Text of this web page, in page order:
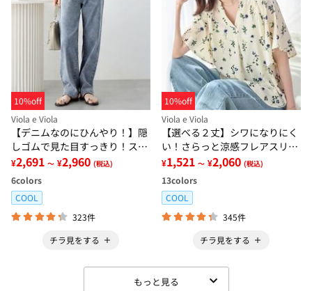
10%off
Viola e Viola
【デニムなのにひんやり！】隠
しゴムで見た目すっきり！スト
レッチ楽ちんデニム
¥2,691 ～ ¥2,960 (税込)
6colors
COOL
323件
チラ見をする
10%off
Viola e Viola
【選べる２丈】シワになりにく
い！さらっと涼感フレアスリー
ブブラウス
¥1,521 ～ ¥2,060 (税込)
13colors
COOL
345件
チラ見をする
もっと見る